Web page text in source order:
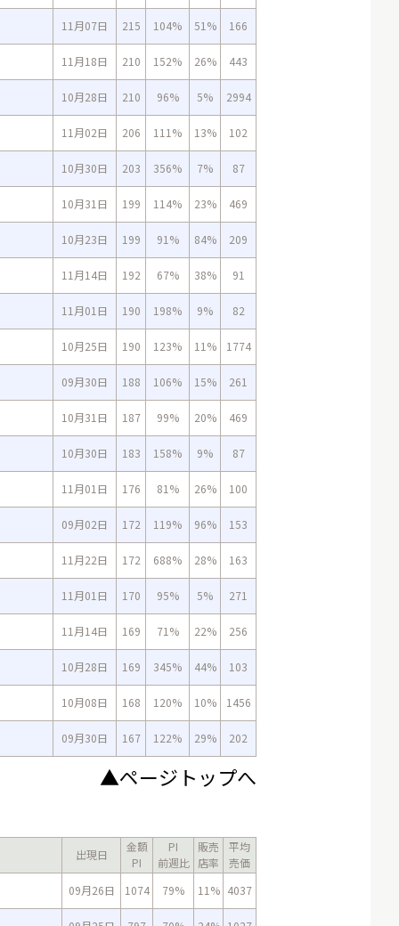
11月07日 215 104% 51% 166
11月18日 210 152% 26% 443
10月28日 210 96% 5% 2994
11月02日 206 111% 13% 102
10月30日 203 356% 7% 87
10月31日 199 114% 23% 469
10月23日 199 91% 84% 209
11月14日 192 67% 38% 91
11月01日 190 198% 9% 82
10月25日 190 123% 11% 1774
09月30日 188 106% 15% 261
10月31日 187 99% 20% 469
10月30日 183 158% 9% 87
11月01日 176 81% 26% 100
09月02日 172 119% 96% 153
11月22日 172 688% 28% 163
11月01日 170 95% 5% 271
11月14日 169 71% 22% 256
10月28日 169 345% 44% 103
10月08日 168 120% 10% 1456
09月30日 167 122% 29% 202
▲ページトップへ
出現日
金額
PI
PI
前週比
販売
店率
平均
売価
09月26日
1074 79% 11% 4037